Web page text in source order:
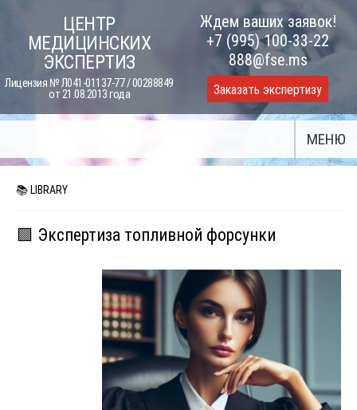
content
ЦЕНТР
МЕДИЦИНСКИХ
ЭКСПЕРТИЗ
Лицензия № Л041-01137-77 / 00288849
от 21.08.2013 года
Ждем ваших заявок!
+7 (995) 100-33-22
888@fse.ms
Заказать экспертизу
МЕНЮ
📚 LIBRARY
🟩 Экспертиза топливной форсунки